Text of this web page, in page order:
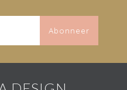
Abonneer